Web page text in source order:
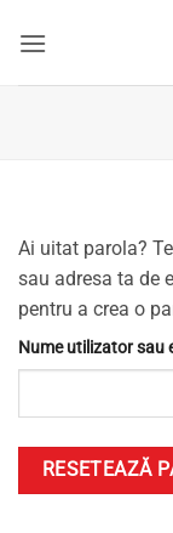
Ai uitat parola?
sau adresa ta de
pentru a crea o
Nume utilizator sau
RESETEAZĂ